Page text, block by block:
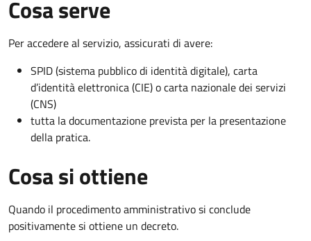
Cosa serve
Per accedere al servizio, assicurati di avere:
SPID (sistema pubblico di identità digitale), carta
d’identità elettronica (CIE) o carta nazionale dei servizi
(CNS)
tutta la documentazione prevista per la presentazione
della pratica.
Cosa si ottiene
Quando il procedimento amministrativo si conclude
positivamente si ottiene un decreto.